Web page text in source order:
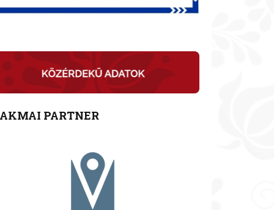
PARTNER